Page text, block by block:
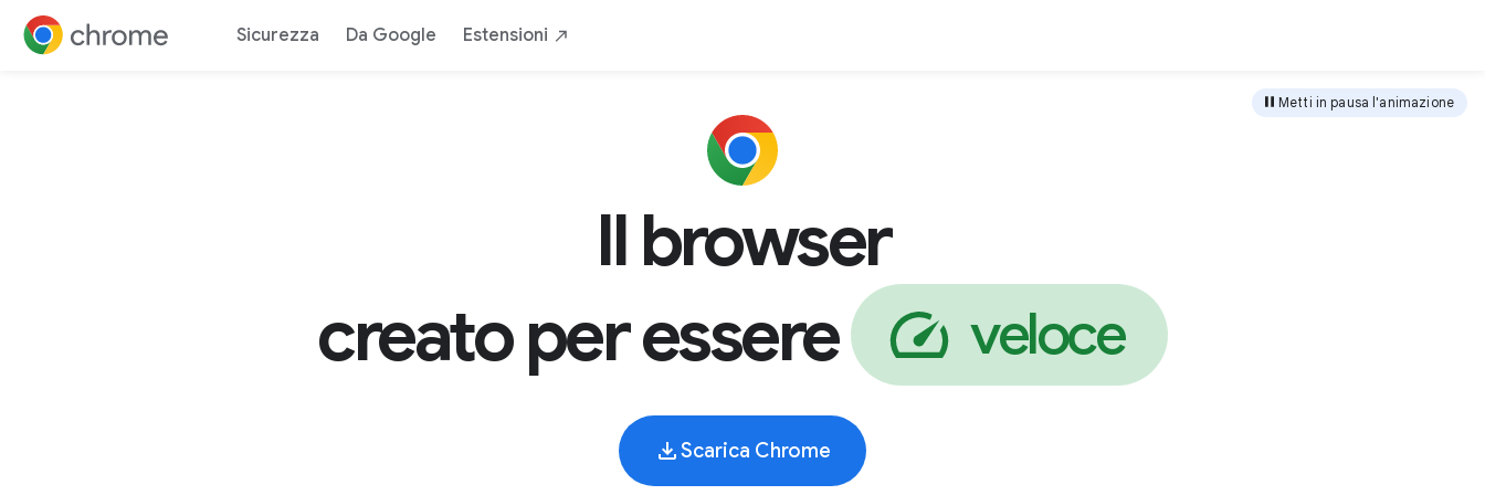
Sicurezza Da Google Estensioni
Veloce
Il browser
creato per essere
s icurezz
Metti in pausa l'animazione
Scarica Chrome